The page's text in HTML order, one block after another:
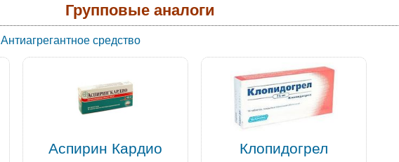
Групповые аналоги
Антиагрегантное средство
Аспирин Кардио Клопидогрел